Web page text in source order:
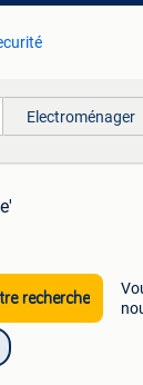
Electroménager
recherche